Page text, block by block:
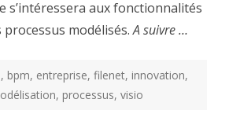
s’intéressera aux fonctionnalités
processus modélisés.A suivre …
, bpm, entreprise, filenet, innovation,
, processus, visio